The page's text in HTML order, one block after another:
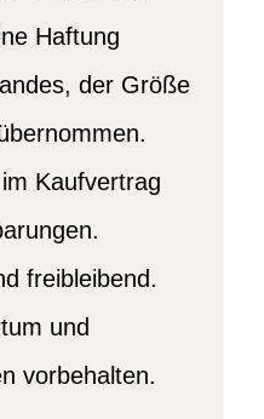
Haftung
der Größe
Kaufvertrag
freibleibend.
und
vorbehalten.